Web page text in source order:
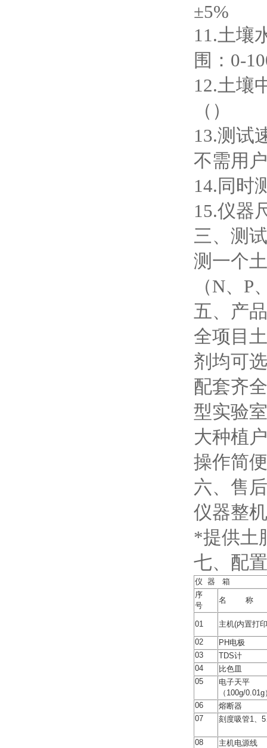
±5%
11.土壤
围：0-
12.土壤
（）
13.测试
不需用
14.同时
15.仪器
三、测
测一个
（N、
五、产
全项目
剂均可
配套齐
型实验
大种植
操作简
六、售
仪器整
*提供土
七、配
仪 器 箱
序
号
名 称
01
主机(内置打
02
PH电极
03
TDS计
04
比色皿
05
电子天平
（100g/
06
熔断器
07
刻度吸管1、
08
主机电源线